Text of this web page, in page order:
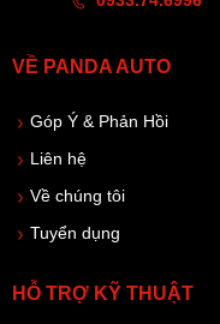
VỀ PANDA AUTO
Góp Ý & Phản Hồi
Liên hệ
Về chúng tôi
Tuyển dụng
HỖ TRỢ KỸ THUẬT